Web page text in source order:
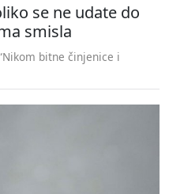
se ne udate do
smisla
bitne činjenice i